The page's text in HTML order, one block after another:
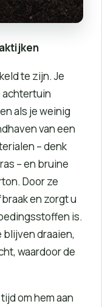
te zijn. Je
achtertuin
als je weinig
van een
– denk
– en bruine
Door ze
en zorgt u
is.
draaien,
waardoor de
om hem aan